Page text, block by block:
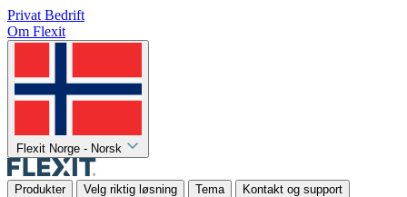
Privat Bedrift
Om Flexit
Flexit Norge - Norsk
Produkter Velg riktig løsning Tema Kontakt og support